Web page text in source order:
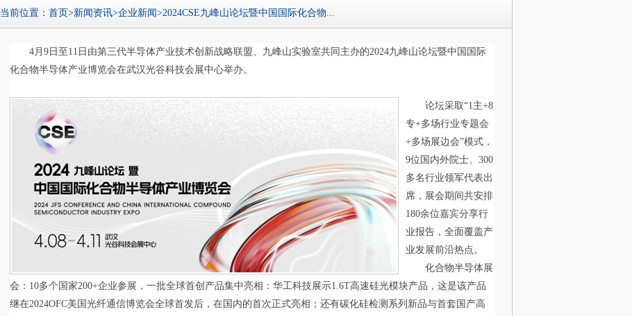
当前位置： 首页>新闻资讯>企业新闻>2024CSE九峰山论坛暨中国国际化合物...
4月 9 日至 11 日由第三代半导体产业技术创新战略联盟、九峰山实验室共同主办的2024九峰山论坛暨中国国际
化合物半导体产业博览会在武汉光谷科技会展中心举办。
论坛采取“1主+8
专+多场行业专题会
+多场展边会”模式，
9位国内外院士、 300
多名行业领军代表出
席，展会期间共安排
180余位嘉宾分享行
业报告，全面覆盖产
业发展前沿热点。
化合物半导体展
会： 10多个国家200+企业参展，一批全球首创产品集中亮相：华工科技展示1.6T高速硅光模块产品，这是该产品
继在2024OFC美国光纤通信博览会全球首发后，在国内的首次正式亮相；还有碳化硅检测系列新品与首套国产高